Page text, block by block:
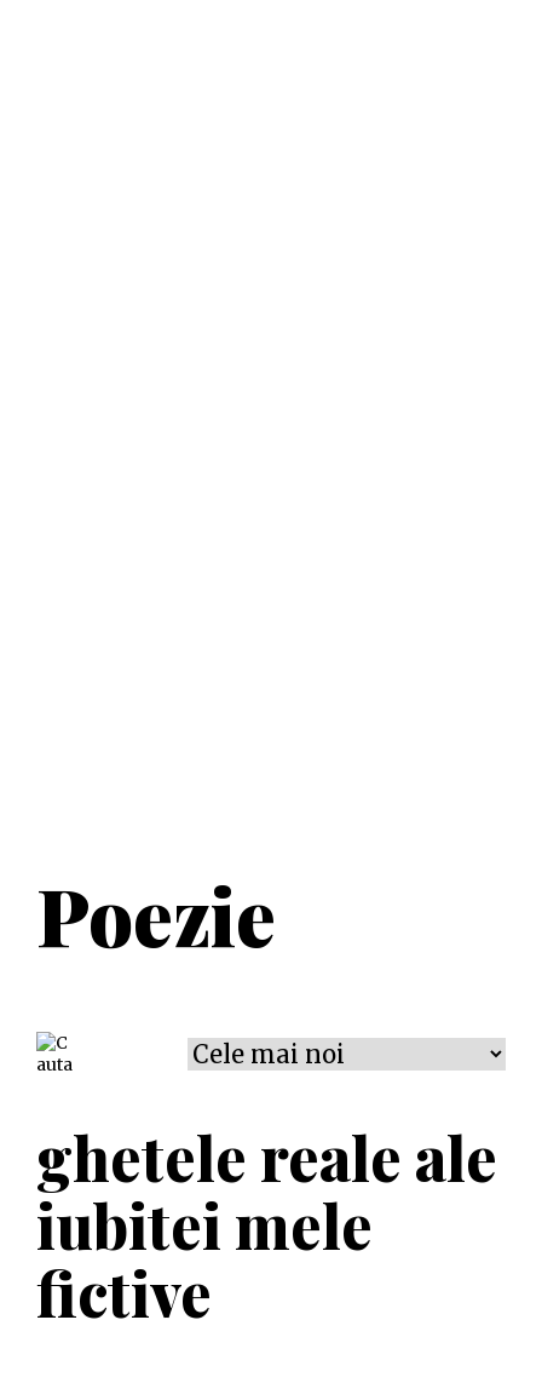
Poezie
ce mai fac
aberez adaptez advertizez albez
autoironizez
chestionez
ghetele reale ale
iubitei mele
fictive